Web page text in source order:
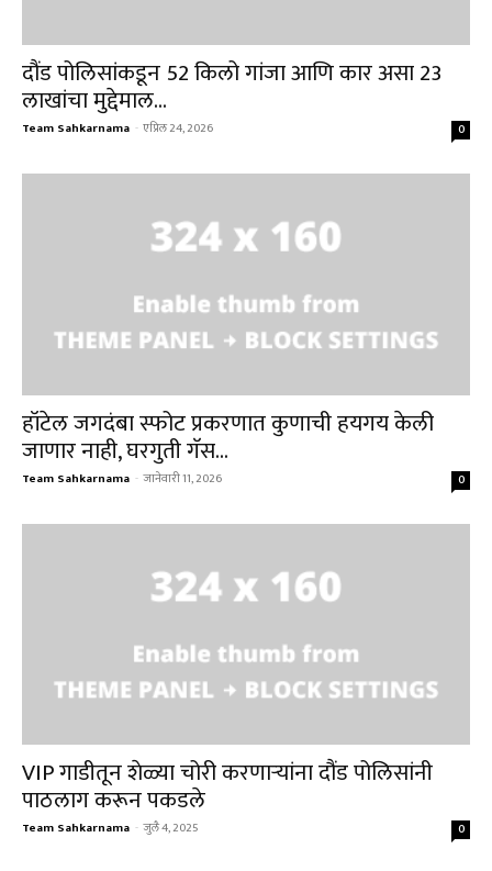
दौंड पोलिसांकडून 52 किलो गांजा आणि कार असा 23
लाखांचा मुद्देमाल...
Team Sahkarnama - एप्रिल 24, 2026 0
हॉटेल जगदंबा स्फोट प्रकरणात कुणाची हयगय केली
जाणार नाही, घरगुती गॅस...
Team Sahkarnama - जानेवारी 11, 2026 0
VIP गाडीतून शेळ्या चोरी करणाऱ्यांना दौंड पोलिसांनी
पाठलाग करून पकडले
Team Sahkarnama - जुलै 4, 2025 0